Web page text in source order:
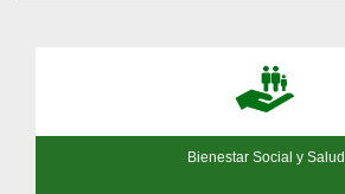
Bienestar Social y Salud